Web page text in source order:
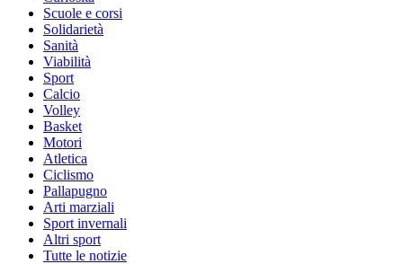
Scuole e corsi
Solidarietà
Sanità
Viabilità
Sport
Calcio
Volley
Basket
Motori
Atletica
Ciclismo
Pallapugno
Arti marziali
Sport invernali
Altri sport
Tutte le notizie